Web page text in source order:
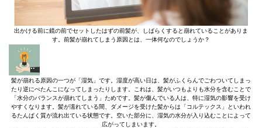
出かける前に鏡の前でセットしたはずの前髪が、しばらくすると崩れていることがありま
す。前髪が崩れてしまう原因とは、一体何なのでしょうか？
髪が崩れる原因の一つが「湿気」です。湿度が高い日は、髪がふくらんでごわついてしまっ
たり逆にぺたんこになってしまったりします。これは、髪がいつもよりも水分を含むことで
「水分のバランスが崩れてしまう」ためです。髪が傷んでいる人は、特に湿気の影響を受け
やすくなります。髪が濡れている間、ダメージを受けた髪からは「コルテックス」といわれ
るたんぱく質が流れ出ている状態です。空いた部分に、湿気の水分が入り込むことによって
広がってしまいます。